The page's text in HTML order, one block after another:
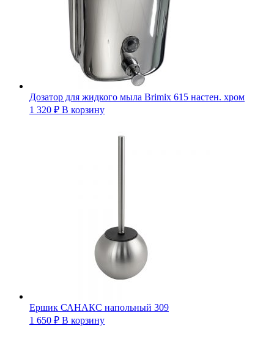
Дозатор для жидкого мыла Brimix 615 настен. хром
1 320 ₽ В корзину
Ершик САНАКС напольный 309
1 650 ₽ В корзину